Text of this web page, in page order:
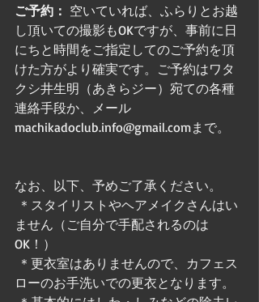
ご予約： 空いていれば、ふらりとお越
し頂いての撮影もOKですが、事前に日
にちと時間をご指定してのご予約を頂
けた方がより確実です。ご予約はワタ
クシ井生明（あきらジー）宛ての各種
連絡手段か、メール
machikadoclub.info@gmail.comまで。
なお、以下、予めご了承ください。
ません（ご自分で手配されるのは
OK！）
ローのお手洗いでの更衣となります。